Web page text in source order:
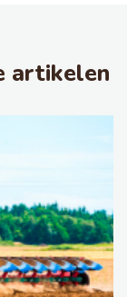
artikelen